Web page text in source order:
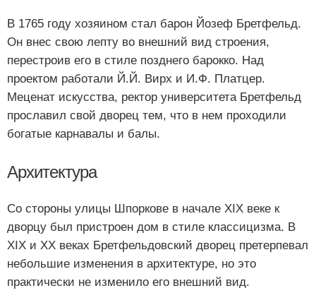
В 1765 году хозяином стал барон Йозеф Бретфельд.
Он внес свою лепту во внешний вид строения,
перестроив его в стиле позднего барокко. Над
проектом работали Й.Й. Вирх и И.Ф. Платцер.
Меценат искусства, ректор университета Бретфельд
прославил свой дворец тем, что в нем проходили
богатые карнавалы и балы.
Архитектура
Со стороны улицы Шпоркове в начале XIX веке к
дворцу был пристроен дом в стиле классицизма. В
XIX и XX веках Бретфельдовский дворец претерпевал
небольшие изменения в архитектуре, но это
практически не изменило его внешний вид.